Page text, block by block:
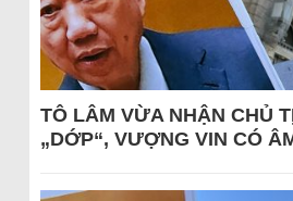
TÔ LÂM VỪA NHẬN CHỦ
„DỚP“, VƯỢNG VIN CÓ